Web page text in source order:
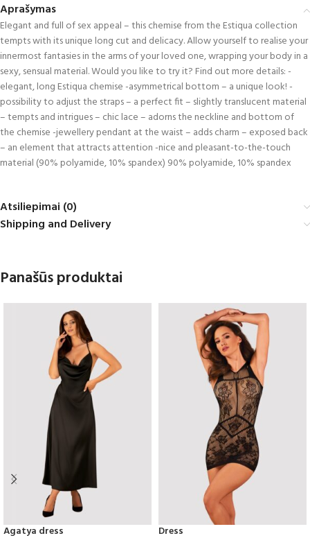
Aprašymas
Elegant and full of sex appeal – this chemise from the Estiqua collection
tempts with its unique long cut and delicacy. Allow yourself to realise your
innermost fantasies in the arms of your loved one, wrapping your body in a
sexy, sensual material. Would you like to try it? Find out more details: -
elegant, long Estiqua chemise -asymmetrical bottom – a unique look! -
possibility to adjust the straps – a perfect fit – slightly translucent material
– tempts and intrigues – chic lace – adorns the neckline and bottom of
the chemise -jewellery pendant at the waist – adds charm – exposed back
– an element that attracts attention -nice and pleasant-to-the-touch
material (90% polyamide, 10% spandex) 90% polyamide, 10% spandex
Atsiliepimai (0)
Shipping and Delivery
Panašūs produktai
Agatya dress Dress